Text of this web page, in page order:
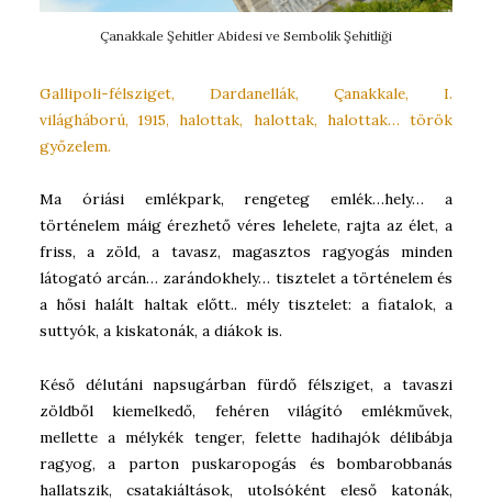
Çanakkale Şehitler Abidesi ve Sembolik Şehitliği
Gallipoli-félsziget, Dardanellák, Çanakkale, I.
világháború, 1915, halottak, halottak, halottak… török
győzelem.
Ma óriási emlékpark, rengeteg emlék…hely… a
történelem máig érezhető véres lehelete, rajta az élet, a
friss, a zöld, a tavasz, magasztos ragyogás minden
látogató arcán… zarándokhely… tisztelet a történelem és
a hősi halált haltak előtt.. mély tisztelet: a fiatalok, a
suttyók, a kiskatonák, a diákok is.
Késő délutáni napsugárban fürdő félsziget, a tavaszi
zöldből kiemelkedő, fehéren világító emlékművek,
mellette a mélykék tenger, felette hadihajók délibábja
ragyog, a parton puskaropogás és bombarobbanás
hallatszik, csatakiáltások, utolsóként eleső katonák,